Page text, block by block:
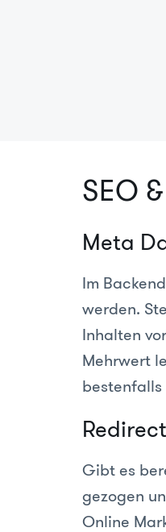
SEO
Meta
Im
werden.
Inhalten
Mehrwert
bestenfalls
Gibt es
gezogen
Online